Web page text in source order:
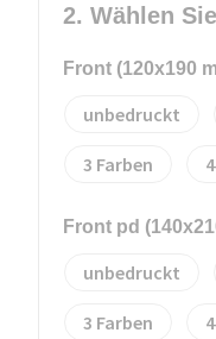
2. Wählen
Front (120x190
unbedruckt
3 4
Front pd
unbedruckt
3 4